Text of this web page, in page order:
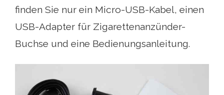
finden Sie nur ein Micro-USB-Kabel, einen
USB-Adapter für Zigarettenanzünder-
Buchse und eine Bedienungsanleitung.